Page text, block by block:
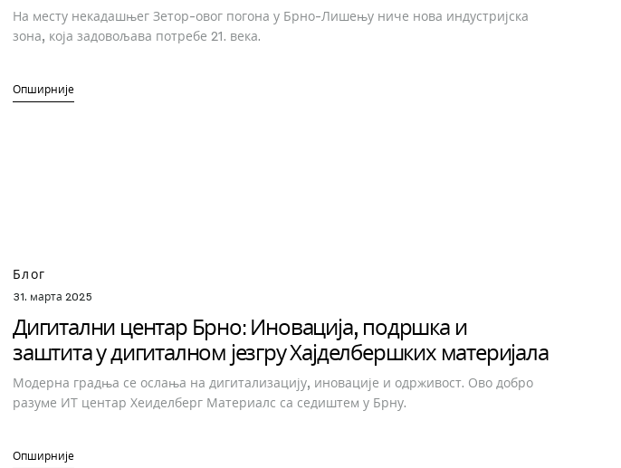
На месту некадашњег Зетор-овог погона у Брно-Лишењу ниче нова индустријска
зона, која задовољава потребе 21. века.
Опширније
Блог
31. марта 2025
Дигитални центар Брно: Иновација, подршка и
заштита у дигиталном језгру Хајделбершких материјала
Модерна градња се ослања на дигитализацију, иновације и одрживост. Ово добро
разуме ИТ центар Хеиделберг Материалс са седиштем у Брну.
Опширније